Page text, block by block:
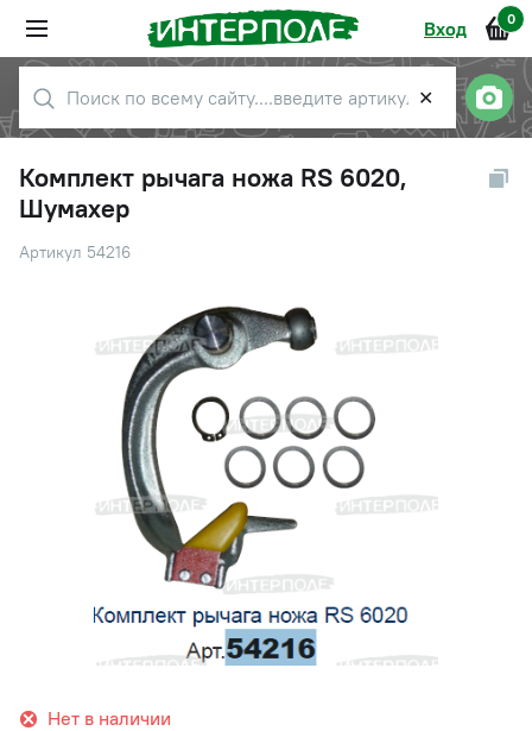
Вход 0
✕
Комплект рычага ножа RS 6020,
Шумахер
Артикул 54216
Нет в наличии